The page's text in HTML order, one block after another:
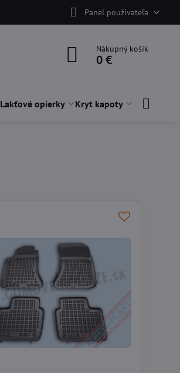
Panel používateľa
Nákupný košík
0 €
Lakťové opierky Kryt kapoty